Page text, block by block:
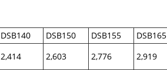
DSB140 DSB150 DSB155 DSB165
2,414 2,603 2,776 2,919